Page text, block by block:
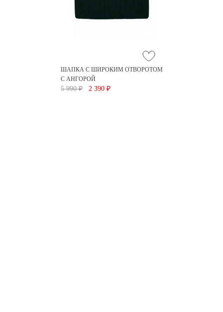
ШАПКА С ШИРОКИМ ОТВОРОТОМ
С АНГОРОЙ
5 990 ₽ 2 390 ₽